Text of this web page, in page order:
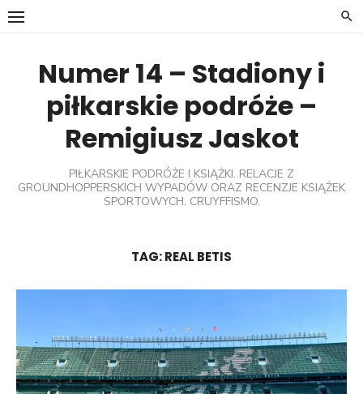
Skip
Numer 14 – Stadiony i
piłkarskie podróże –
Remigiusz Jaskot
PIŁKARSKIE PODRÓŻE I KSIĄŻKI. RELACJE Z
GROUNDHOPPERSKICH WYPADÓW ORAZ RECENZJE KSIĄŻEK
SPORTOWYCH. CRUYFFISMO.
TAG:REAL BETIS